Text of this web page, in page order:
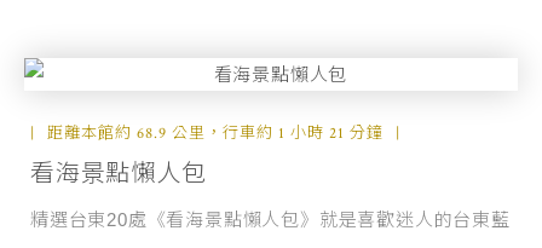
距離本館約 68.9 公里，行車約 1 小時 21 分鐘
看海景點懶人包
精選台東20處《看海景點懶人包》就是喜歡迷人的台東藍